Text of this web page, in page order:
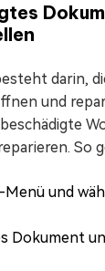
darin,
und
So
und
Dokument